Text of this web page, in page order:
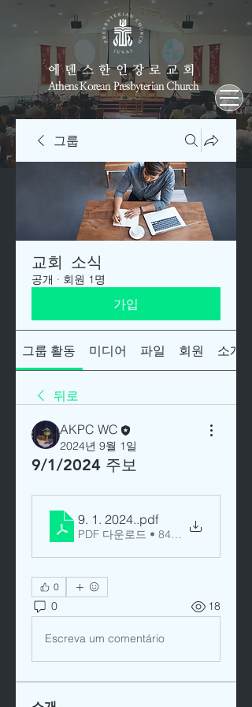
에덴스한인장로교회
Athens Korean Presbyterian Church
그룹
교회 소식
공개 · 회원 1명
가입
그룹 활동 미디어 파일 회원 소개
뒤로
AKPC WC
2024년 9월 1일
9/1/2024 주보
9. 1. 2024..pdf
PDF 다운로드 • 842KB
0
0 18
Escreva um comentário